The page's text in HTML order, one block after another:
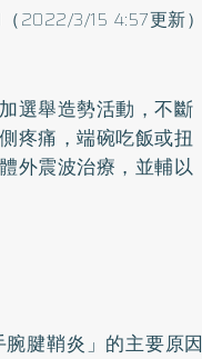
2022/3/15 4:57更新）
選舉造勢活動，不斷
疼痛，端碗吃飯或扭
外震波治療，並輔以
腱鞘炎」的主要原因